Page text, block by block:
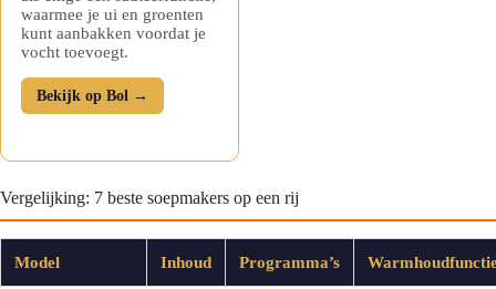
waarmee je ui en groenten
kunt aanbakken voordat je
vocht toevoegt.
Bekijk op Bol →
Vergelijking: 7 beste soepmakers op een rij
Model Inhoud Programma’s